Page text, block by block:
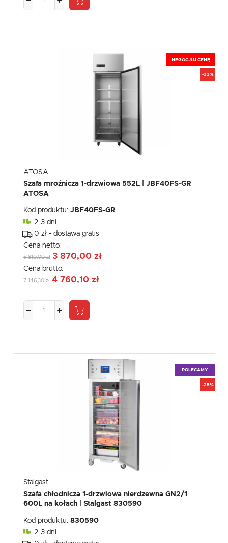
NEGOCJUJ CENĘ
-33%
ATOSA
Szafa mroźnicza 1-drzwiowa 552L | JBF40FS-GR
ATOSA
Kod produktu: JBF40FS-GR
2-3 dni
0 zł - dostawa gratis
Cena netto:
5 810,00 zł 3 870,00 zł
Cena brutto:
7 146,30 zł 4 760,10 zł
POLECAMY
-25%
Stalgast
Szafa chłodnicza 1-drzwiowa nierdzewna GN2/1
600L na kołach | Stalgast 830590
Kod produktu: 830590
2-3 dni